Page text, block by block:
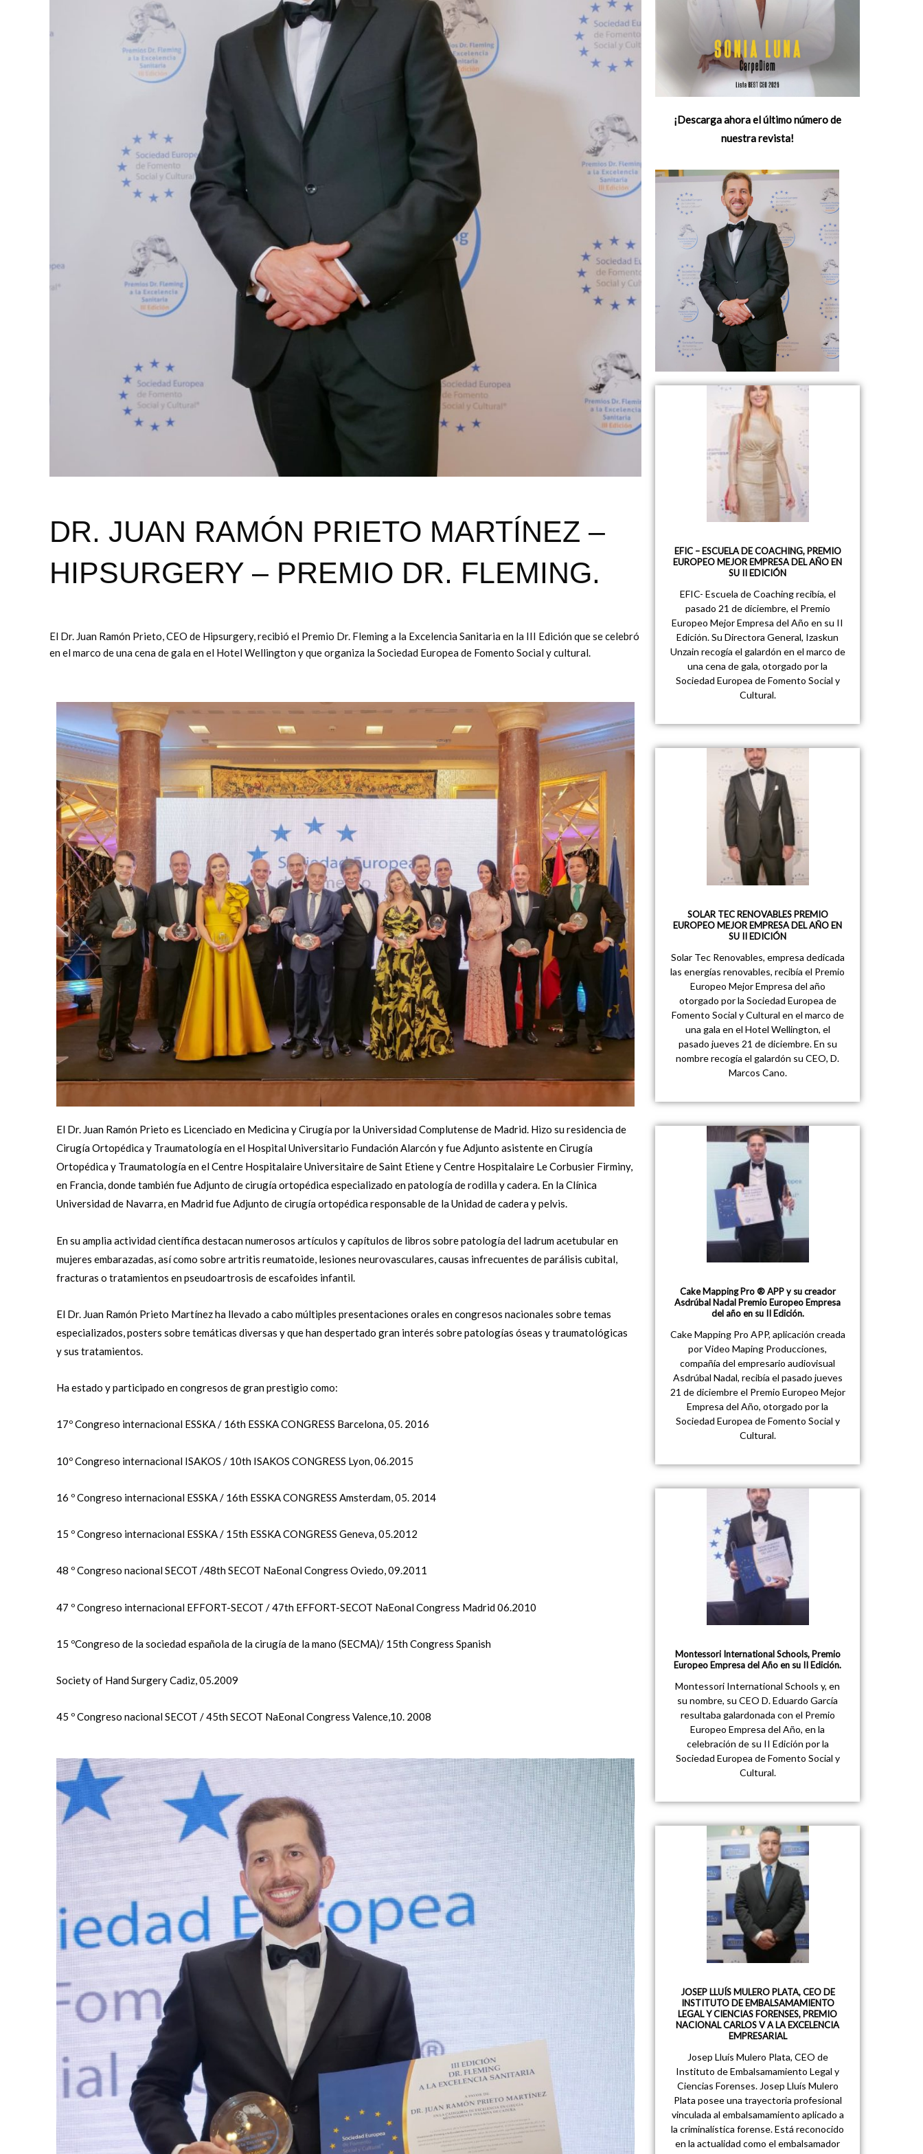
DR. JUAN RAMÓN PRIETO MARTÍNEZ –
HIPSURGERY – PREMIO DR. FLEMING.
El Dr. Juan Ramón Prieto, CEO de Hipsurgery, recibió el Premio Dr. Fleming a la Excelencia Sanitaria en la III Edición que se celebró
en el marco de una cena de gala en el Hotel Wellington y que organiza la Sociedad Europea de Fomento Social y cultural.
El Dr. Juan Ramón Prieto es Licenciado en Medicina y Cirugía por la Universidad Complutense de Madrid. Hizo su residencia de
Cirugía Ortopédica y Traumatología en el Hospital Universitario Fundación Alarcón y fue Adjunto asistente en Cirugía
Ortopédica y Traumatología en el Centre Hospitalaire Universitaire de Saint Etiene y Centre Hospitalaire Le Corbusier Firminy,
en Francia, donde también fue Adjunto de cirugía ortopédica especializado en patología de rodilla y cadera. En la Clínica
Universidad de Navarra, en Madrid fue Adjunto de cirugía ortopédica responsable de la Unidad de cadera y pelvis.
En su amplia actividad científica destacan numerosos artículos y capítulos de libros sobre patología del ladrum acetubular en
mujeres embarazadas, así como sobre artritis reumatoide, lesiones neurovasculares, causas infrecuentes de parálisis cubital,
fracturas o tratamientos en pseudoartrosis de escafoides infantil.
El Dr. Juan Ramón Prieto Martínez ha llevado a cabo múltiples presentaciones orales en congresos nacionales sobre temas
especializados, posters sobre temáticas diversas y que han despertado gran interés sobre patologías óseas y traumatológicas
y sus tratamientos.
Ha estado y participado en congresos de gran prestigio como:
17º Congreso internacional ESSKA / 16th ESSKA CONGRESS Barcelona, 05. 2016
10º Congreso internacional ISAKOS / 10th ISAKOS CONGRESS Lyon, 06.2015
16 º Congreso internacional ESSKA / 16th ESSKA CONGRESS Amsterdam, 05. 2014
15 º Congreso internacional ESSKA / 15th ESSKA CONGRESS Geneva, 05.2012
48 º Congreso nacional SECOT /48th SECOT NaEonal Congress Oviedo, 09.2011
47 º Congreso internacional EFFORT-SECOT / 47th EFFORT-SECOT NaEonal Congress Madrid 06.2010
15 ºCongreso de la sociedad española de la cirugía de la mano (SECMA)/ 15th Congress Spanish
Society of Hand Surgery Cadiz, 05.2009
45 º Congreso nacional SECOT / 45th SECOT NaEonal Congress Valence,10. 2008
¡Descarga ahora el último número de
nuestra revista!
EFIC – ESCUELA DE COACHING, PREMIO
EUROPEO MEJOR EMPRESA DEL AÑO EN
SU II EDICIÓN
EFIC- Escuela de Coaching recibía, el
pasado 21 de diciembre, el Premio
Europeo Mejor Empresa del Año en su II
Edición. Su Directora General, Izaskun
Unzain recogía el galardón en el marco de
una cena de gala, otorgado por la
Sociedad Europea de Fomento Social y
Cultural.
SOLAR TEC RENOVABLES PREMIO
EUROPEO MEJOR EMPRESA DEL AÑO EN
SU II EDICIÓN
Solar Tec Renovables, empresa dedicada
las energías renovables, recibía el Premio
Europeo Mejor Empresa del año
otorgado por la Sociedad Europea de
Fomento Social y Cultural en el marco de
una gala en el Hotel Wellington, el
pasado jueves 21 de diciembre. En su
nombre recogía el galardón su CEO, D.
Marcos Cano.
Cake Mapping Pro ® APP y su creador
Asdrúbal Nadal Premio Europeo Empresa
del año en su II Edición.
Cake Mapping Pro APP, aplicación creada
por Video Maping Producciones,
compañía del empresario audiovisual
Asdrúbal Nadal, recibía el pasado jueves
21 de diciembre el Premio Europeo Mejor
Empresa del Año, otorgado por la
Sociedad Europea de Fomento Social y
Cultural.
Montessori International Schools, Premio
Europeo Empresa del Año en su II Edición.
Montessori International Schools y, en
su nombre, su CEO D. Eduardo García
resultaba galardonada con el Premio
Europeo Empresa del Año, en la
celebración de su II Edición por la
Sociedad Europea de Fomento Social y
Cultural.
JOSEP LLUÍS MULERO PLATA, CEO DE
INSTITUTO DE EMBALSAMAMIENTO
LEGAL Y CIENCIAS FORENSES, PREMIO
NACIONAL CARLOS V A LA EXCELENCIA
EMPRESARIAL
Josep Lluís Mulero Plata, CEO de
Instituto de Embalsamamiento Legal y
Ciencias Forenses. Josep Lluís Mulero
Plata posee una trayectoria profesional
vinculada al embalsamamiento aplicado a
la criminalística forense. Está reconocido
en la actualidad como el embalsamador